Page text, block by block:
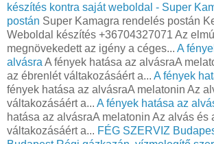
készítés kontra saját weboldal - Super
postán Super Kamagra rendelés postán
Weboldal készítés +36704327071 Az
megnövekedett az igény a céges... A
alvásra A fények hatása az alvásraA
az ébrenlét váltakozásáért a... A fények
fények hatása az alvásraA melatonin Az
váltakozásáért a... A fények hatása az
hatása az alvásraA melatonin Az alvás és
váltakozásáért a... FÉG SZERVIZ